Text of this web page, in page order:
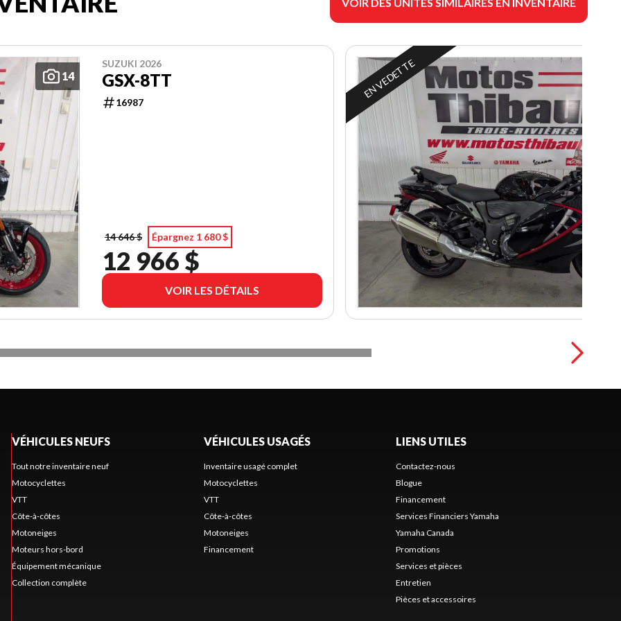
14
SUZUKI 2026
GSX-8TT
16987
14 646 $ Épargnez 1 680 $
12 966 $
VOIR LES DÉTAILS
EN VEDETTE
VÉHICULES NEUFS
Tout notre inventaire neuf
Motocyclettes
VTT
Côte-à-côtes
Motoneiges
Moteurs hors-bord
Équipement mécanique
Collection complète
VÉHICULES USAGÉS
Inventaire usagé complet
Motocyclettes
VTT
Côte-à-côtes
Motoneiges
Financement
LIENS UTILES
Contactez-nous
Blogue
Financement
Services Financiers Yamaha
Yamaha Canada
Promotions
Services et pièces
Entretien
Pièces et accessoires